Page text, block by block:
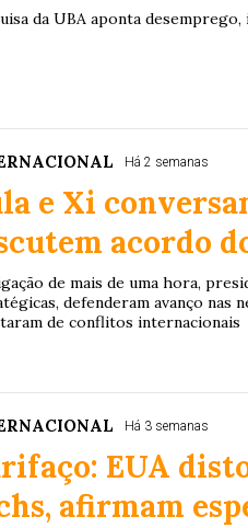
da UBA aponta
Há 2 semanas
e Xi
acordo
de mais de uma hora,
defenderam avanço nas
de conflitos internacionais
Há 3 semanas
EUA
afirmam